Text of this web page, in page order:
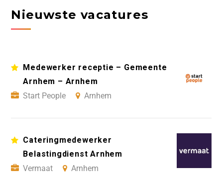
Nieuwste vacatures
Medewerker receptie – Gemeente
Arnhem – Arnhem
Start People
Arnhem
Cateringmedewerker
Belastingdienst Arnhem
Vermaat
Arnhem